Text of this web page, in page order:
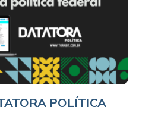
POLÍTICA